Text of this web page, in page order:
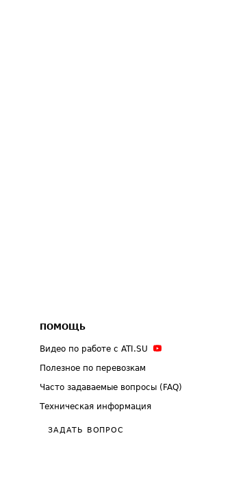
ПОМОЩЬ
Видео по работе с ATI.SU
Полезное по перевозкам
Часто задаваемые вопросы (FAQ)
Техническая информация
ЗАДАТЬ ВОПРОС